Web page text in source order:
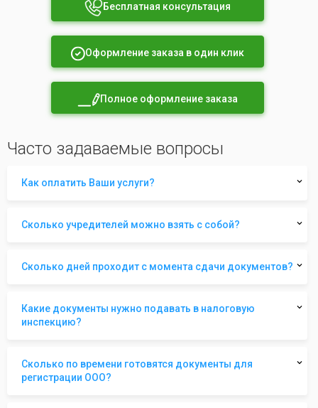
Бесплатная консультация
Оформление заказа в один клик
Полное оформление заказа
Часто задаваемые вопросы
Как оплатить Ваши услуги?
Сколько учредителей можно взять с собой?
Сколько дней проходит с момента сдачи документов?
Какие документы нужно подавать в налоговую
инспекцию?
Сколько по времени готовятся документы для
регистрации ООО?